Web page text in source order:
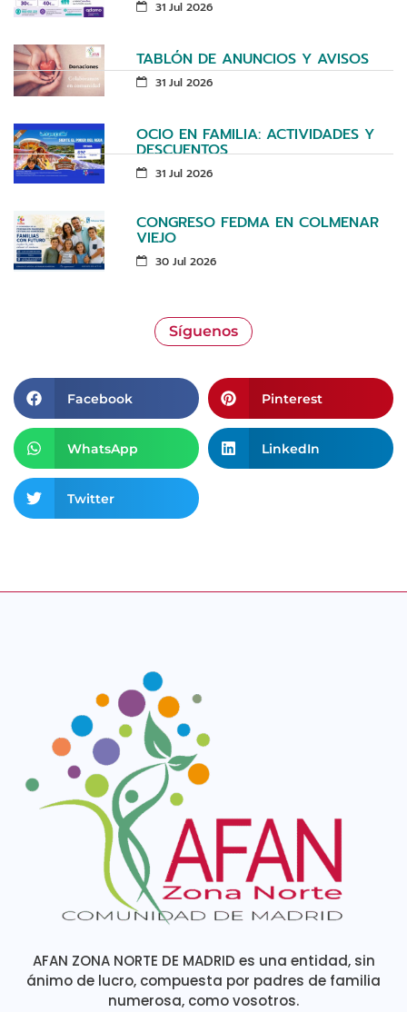
31 Jul 2026
TABLÓN DE ANUNCIOS Y AVISOS
31 Jul 2026
OCIO EN FAMILIA: ACTIVIDADES Y
DESCUENTOS
31 Jul 2026
CONGRESO FEDMA EN COLMENAR
VIEJO
30 Jul 2026
Síguenos
Facebook Pinterest
WhatsApp LinkedIn
Twitter
AFAN ZONA NORTE DE MADRID es una entidad, sin
ánimo de lucro, compuesta por padres de familia
numerosa, como vosotros.